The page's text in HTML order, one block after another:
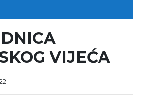
VIJEĆA